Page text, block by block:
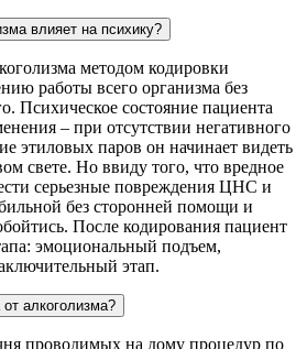
влияет на психику?
методом кодировки
работы всего организма без
Психическое состояние пациента
– при отсутствии негативного
этиловых паров он начинает видеть
свете. Но ввиду того, что вредное
серьезные повреждения ЦНС и
без сторонней помощи и
После кодирования пациент
эмоциональный подъем,
этап.
алкоголизма?
проводимых на дому процедур по